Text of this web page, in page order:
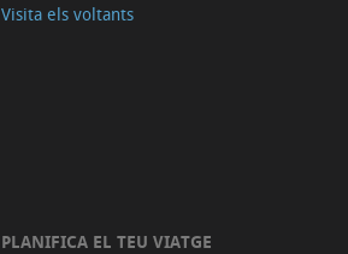
Visita els voltants
PLANIFICA EL TEU VIATGE